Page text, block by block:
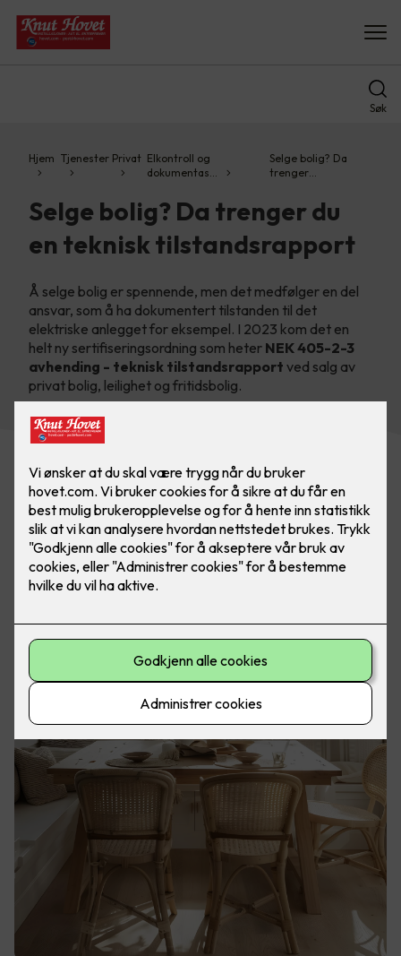
Søk
Hjem Tjenester Privat Elkontroll og
dokumentas…
Selge bolig? Da
trenger…
Selge bolig? Da trenger du
en teknisk tilstandsrapport
Å selge bolig er spennende, men det medfølger en del
ansvar, som å ha dokumentert tilstanden til det
elektriske anlegget for eksempel. I 2023 kom det en
helt ny sertifiseringsordning som heter NEK 405-2-3
avhending - teknisk tilstandsrapport ved salg av
privat bolig, leilighet og fritidsbolig.